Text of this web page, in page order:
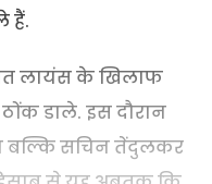
हैं.
लायंस के खिलाफ
डाले. इस दौरान
बल्कि सचिन तेंदुलकर